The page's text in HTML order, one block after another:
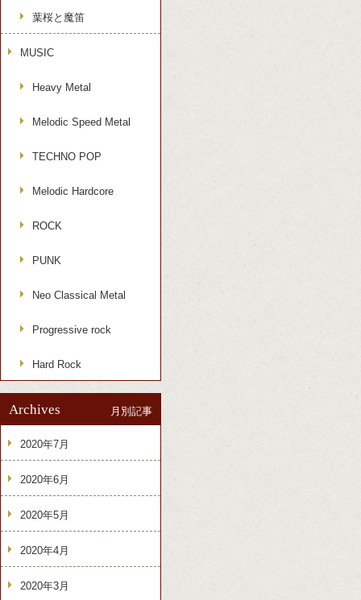
葉桜と魔笛
MUSIC
Heavy Metal
Melodic Speed Metal
TECHNO POP
Melodic Hardcore
ROCK
PUNK
Neo Classical Metal
Progressive rock
Hard Rock
Archives 月別記事
2020年7月
2020年6月
2020年5月
2020年4月
2020年3月